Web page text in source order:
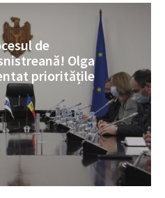
de
Olga
prioritățile